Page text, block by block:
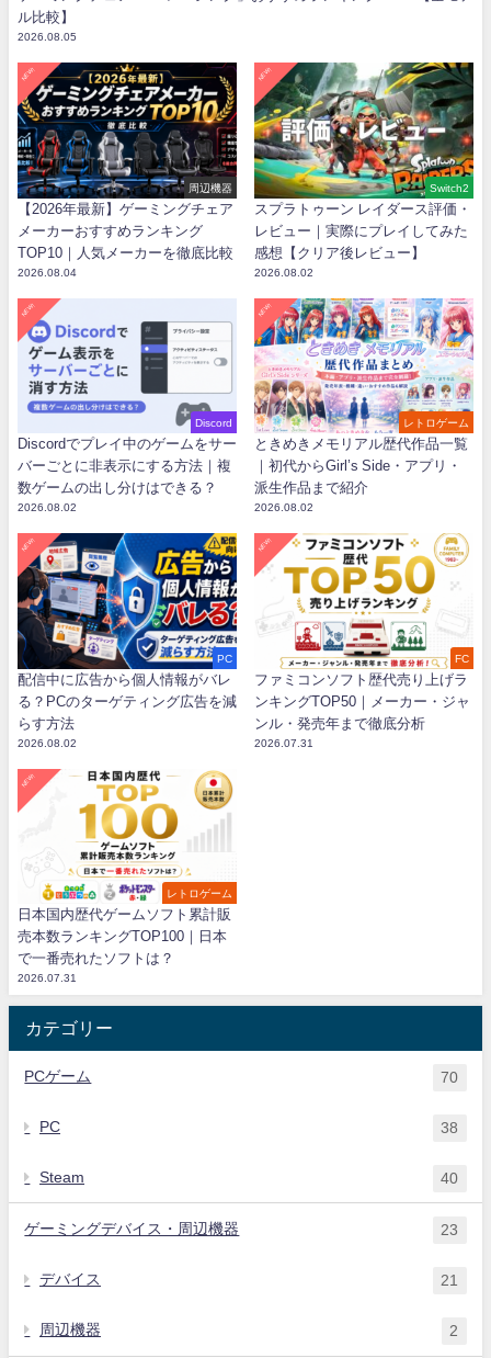
ル比較】
2026.08.05
周辺機器
NEW!
【2026年最新】ゲーミングチェア
メーカーおすすめランキング
TOP10｜人気メーカーを徹底比較
2026.08.04
Switch2
NEW!
スプラトゥーン レイダース評価・
レビュー｜実際にプレイしてみた
感想【クリア後レビュー】
2026.08.02
Discord
NEW!
Discordでプレイ中のゲームをサー
バーごとに非表示にする方法｜複
数ゲームの出し分けはできる？
2026.08.02
レトロゲーム
NEW!
ときめきメモリアル歴代作品一覧
｜初代からGirl’s Side・アプリ・
派生作品まで紹介
2026.08.02
PC
NEW!
配信中に広告から個人情報がバレ
る？PCのターゲティング広告を減
らす方法
2026.08.02
FC
NEW!
ファミコンソフト歴代売り上げラ
ンキングTOP50｜メーカー・ジャ
ンル・発売年まで徹底分析
2026.07.31
レトロゲーム
NEW!
日本国内歴代ゲームソフト累計販
売本数ランキングTOP100｜日本
で一番売れたソフトは？
2026.07.31
カテゴリー
PCゲーム 70
PC 38
Steam 40
ゲーミングデバイス・周辺機器 23
デバイス 21
周辺機器 2